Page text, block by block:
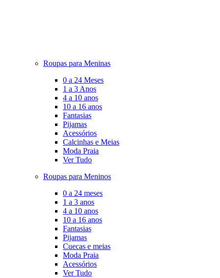
Roupas para Meninas
0 a 24 Meses
1 a 3 Anos
4 a 10 anos
10 a 16 anos
Fantasias
Pijamas
Acessórios
Calcinhas e Meias
Moda Praia
Ver Tudo
Roupas para Meninos
0 a 24 meses
1 a 3 anos
4 a 10 anos
10 a 16 anos
Fantasias
Pijamas
Cuecas e meias
Moda Praia
Acessórios
Ver Tudo